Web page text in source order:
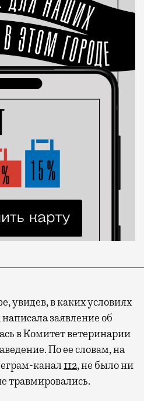
увидев, в каких условиях
заявление об
в Комитет ветеринарии
По ее словам, на
канал112, не было ни
травмировались.